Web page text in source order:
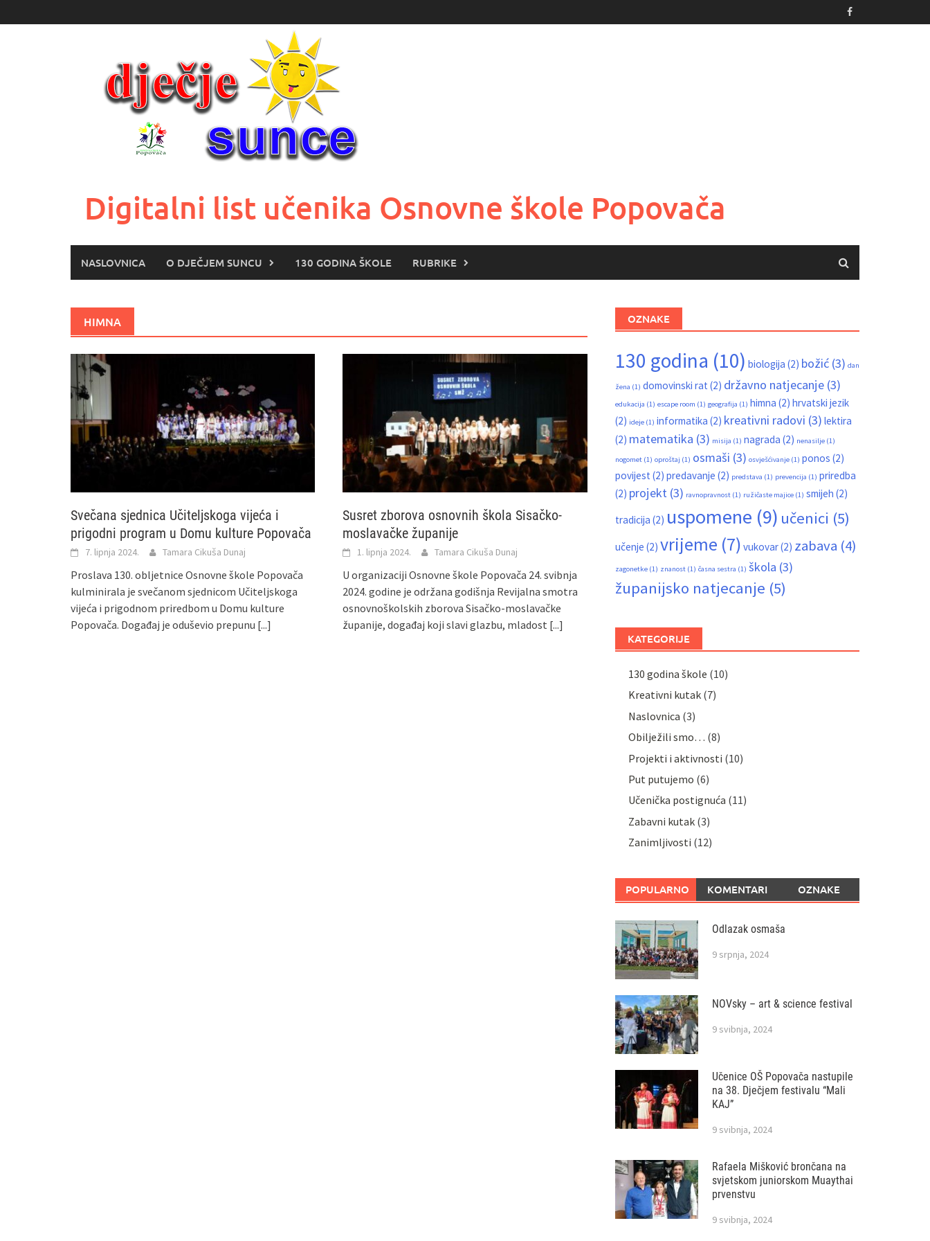
do
Digitalni list učenika Osnovne škole Popovača
NASLOVNICA O DJEČJEM SUNCU 130 GODINA ŠKOLE RUBRIKE
HIMNA
Svečana sjednica Učiteljskoga vijeća i
prigodni program u Domu kulture Popovača
7. lipnja 2024. Tamara Cikuša Dunaj
Proslava 130. obljetnice Osnovne škole Popovača
kulminirala je svečanom sjednicom Učiteljskoga
vijeća i prigodnom priredbom u Domu kulture
Popovača. Događaj je oduševio prepunu [...]
Susret zborova osnovnih škola Sisačko-
moslavačke županije
1. lipnja 2024. Tamara Cikuša Dunaj
U organizaciji Osnovne škole Popovača 24. svibnja
2024. godine je održana godišnja Revijalna smotra
osnovnoškolskih zborova Sisačko-moslavačke
županije, događaj koji slavi glazbu, mladost [...]
OZNAKE
130 godina (10) biologija (2) božić(3) dan
žena (1) domovinski rat (2) državno natjecanje(3)
edukacija (1) escape room (1) geografija (1) himna (2) hrvatski jezik
(2) ideje(1) informatika (2) kreativni radovi (3) lektira
(2) matematika (3) misija (1) nagrada (2) nenasilje(1)
nogomet(1) oproštaj (1) osmaši (3) osvješćivanje(1) ponos (2)
povijest (2) predavanje (2) predstava (1) prevencija (1) priredba
(2) projekt(3) ravnopravnost(1) ružičaste majice(1) smijeh (2)
tradicija (2) uspomene (9) učenici (5)
učenje (2) vrijeme (7) vukovar(2) zabava (4)
zagonetke(1) znanost(1) časna sestra (1) škola (3)
županijsko natjecanje (5)
KATEGORIJE
130 godina škole (10)
Kreativni kutak(7)
Naslovnica (3)
Obilježili smo… (8)
Projekti i aktivnosti (10)
Put putujemo (6)
Učenička postignuća (11)
Zabavni kutak(3)
Zanimljivosti (12)
POPULARNO KOMENTARI OZNAKE
Odlazak osmaša
9 srpnja, 2024
NOVsky – art & science festival
9 svibnja, 2024
Učenice OŠ Popovača nastupile
na 38. Dječjem festivalu “Mali
KAJ”
9 svibnja, 2024
Rafaela Mišković brončana na
svjetskom juniorskom Muaythai
prvenstvu
9 svibnja, 2024